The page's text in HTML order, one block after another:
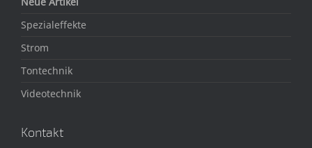
Spezialeffekte
Strom
Tontechnik
Videotechnik
Kontakt